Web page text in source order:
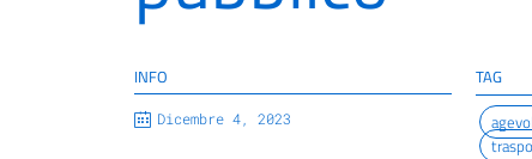
INFO
Dicembre 4, 2023
TAG